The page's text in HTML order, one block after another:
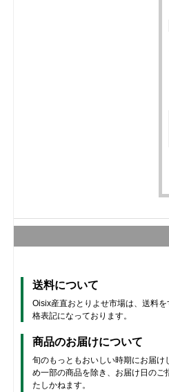
送料について
Oisix産直おとりよせ市場は、送料
格表記になっております。
商品のお届けについて
旬のもっともおいしい時期にお届け
め一部の商品を除き、お届け日のご
たしかねます。